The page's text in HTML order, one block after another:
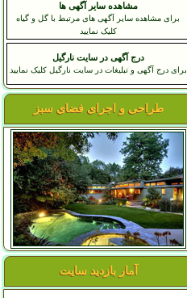
مشاهده سایر آگهی ها
برای مشاهده سایر آگهی های مرتبط با گل و گیاه
کلیک نمایید
درج آگهی در سایت نارگیل
برای درج آگهی و تبلیغات در سایت نارگیل کلیک نمایید
طراحی و اجرای فضای سبز
آمار بازدید سایت